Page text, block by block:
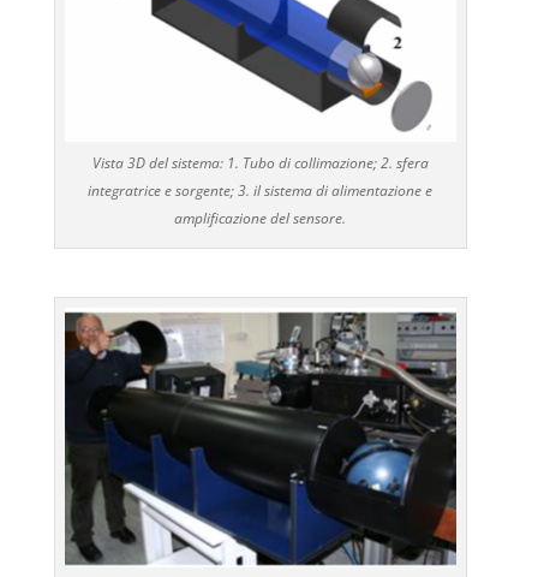
Vista 3D del sistema: 1. Tubo di collimazione; 2. sfera
integratrice e sorgente; 3. il sistema di alimentazione e
amplificazione del sensore.